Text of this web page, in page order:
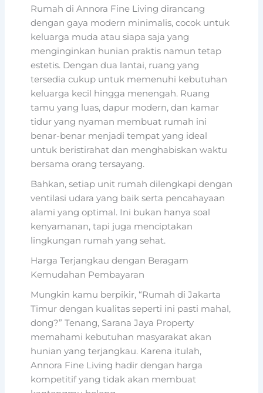
Rumah di Annora Fine Living dirancang
dengan gaya modern minimalis, cocok untuk
keluarga muda atau siapa saja yang
menginginkan hunian praktis namun tetap
estetis. Dengan dua lantai, ruang yang
tersedia cukup untuk memenuhi kebutuhan
keluarga kecil hingga menengah. Ruang
tamu yang luas, dapur modern, dan kamar
tidur yang nyaman membuat rumah ini
benar-benar menjadi tempat yang ideal
untuk beristirahat dan menghabiskan waktu
bersama orang tersayang.
Bahkan, setiap unit rumah dilengkapi dengan
ventilasi udara yang baik serta pencahayaan
alami yang optimal. Ini bukan hanya soal
kenyamanan, tapi juga menciptakan
lingkungan rumah yang sehat.
Harga Terjangkau dengan Beragam
Kemudahan Pembayaran
Mungkin kamu berpikir, “Rumah di Jakarta
Timur dengan kualitas seperti ini pasti mahal,
dong?” Tenang, Sarana Jaya Property
memahami kebutuhan masyarakat akan
hunian yang terjangkau. Karena itulah,
Annora Fine Living hadir dengan harga
kompetitif yang tidak akan membuat